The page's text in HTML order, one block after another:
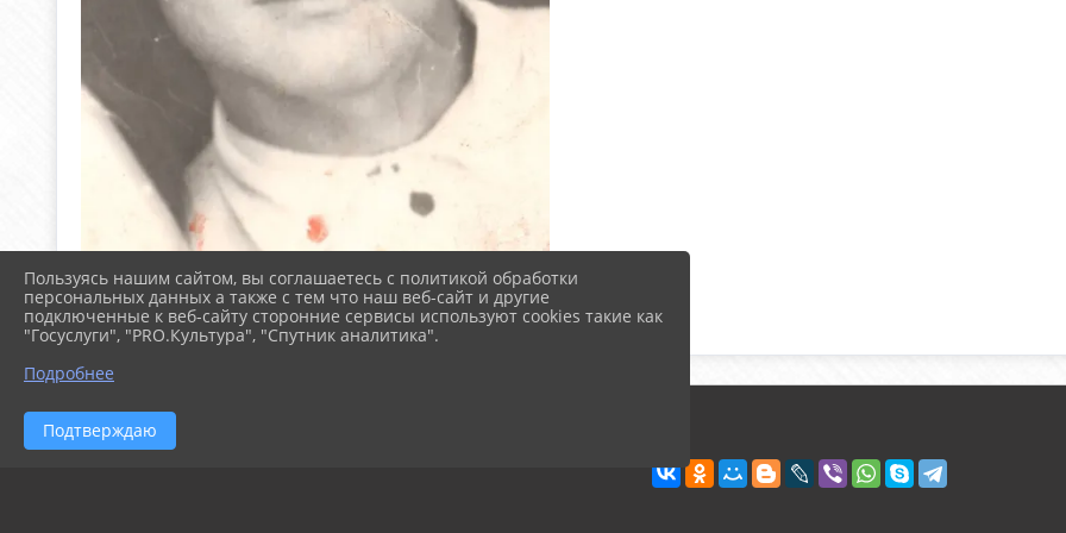
Пользуясь нашим сайтом, вы соглашаетесь с политикой обработки
персональных данных а также с тем что наш веб-сайт и другие
подключенные к веб-сайту сторонние сервисы используют cookies такие как
"Госуслуги", "PRO.Культура", "Спутник аналитика".
Подробнее
Подтверждаю